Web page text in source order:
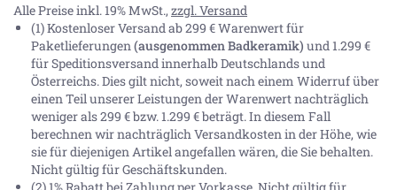
Alle Preise inkl. 19% MwSt., zzgl. Versand
(1) Kostenloser Versand ab 299 € Warenwert für
Paketlieferungen(ausgenommen Badkeramik) und 1.299 €
für Speditionsversand innerhalb Deutschlands und
Österreichs. Dies gilt nicht, soweit nach einem Widerruf über
einen Teil unserer Leistungen der Warenwert nachträglich
weniger als 299 € bzw. 1.299 € beträgt. In diesem Fall
berechnen wir nachträglich Versandkosten in der Höhe, wie
sie für diejenigen Artikel angefallen wären, die Sie behalten.
Nicht gültig für Geschäftskunden.